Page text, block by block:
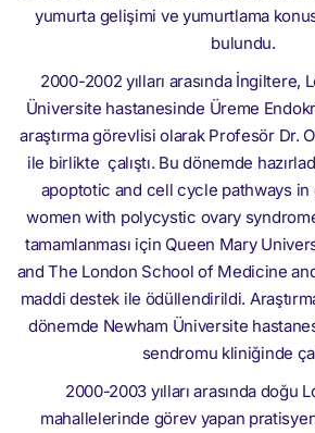
yumurta gelişimi ve yumurtlama
bulundu.
2000-2002 yılları arasında İngiltere,
Üniversite hastanesinde Üreme
araştırma görevlisi olarak Profesör Dr.
ile birlikte çalıştı. Bu dönemde
apoptotic and cell cycle pathways
women with polycystic ovary
tamamlanması için Queen Mary
and The London School of Medicine
maddi destek ile ödüllendirildi.
dönemde Newham Üniversite
sendromu kliniğinde
2000-2003 yılları arasında doğu
mahallelerinde görev yapan